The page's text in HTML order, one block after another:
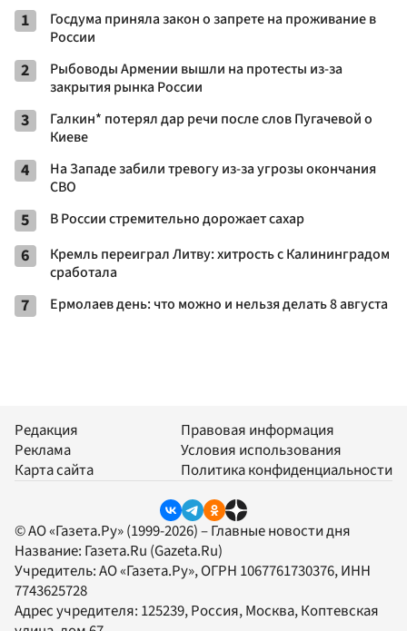
1
Госдума приняла закон о запрете на проживание в
России
2
Рыбоводы Армении вышли на протесты из-за
закрытия рынка России
3
Галкин* потерял дар речи после слов Пугачевой о
Киеве
4
На Западе забили тревогу из-за угрозы окончания
СВО
5 В России стремительно дорожает сахар
6
Кремль переиграл Литву: хитрость с Калининградом
сработала
7 Ермолаев день: что можно и нельзя делать 8 августа
Редакция
Реклама
Карта сайта
Правовая информация
Условия использования
Политика конфиденциальности
© АО «Газета.Ру» (1999-2026) – Главные новости дня
Название: Газета.Ru (Gazeta.Ru)
Учредитель:АО «Газета.Ру», ОГРН 1067761730376, ИНН
7743625728
Адрес учредителя: 125239, Россия, Москва, Коптевская